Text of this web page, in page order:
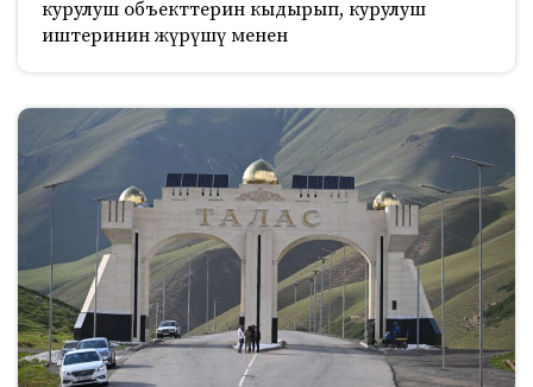
курулуш объекттерин кыдырып, курулуш
иштеринин жүрүшү менен